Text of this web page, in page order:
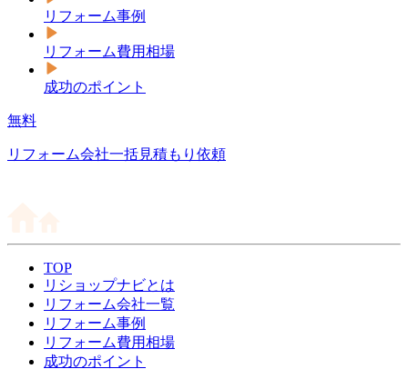
リフォーム事例
リフォーム費用相場
成功のポイント
無料
リフォーム会社一括見積もり依頼
TOP
リショップナビとは
リフォーム会社一覧
リフォーム事例
リフォーム費用相場
成功のポイント